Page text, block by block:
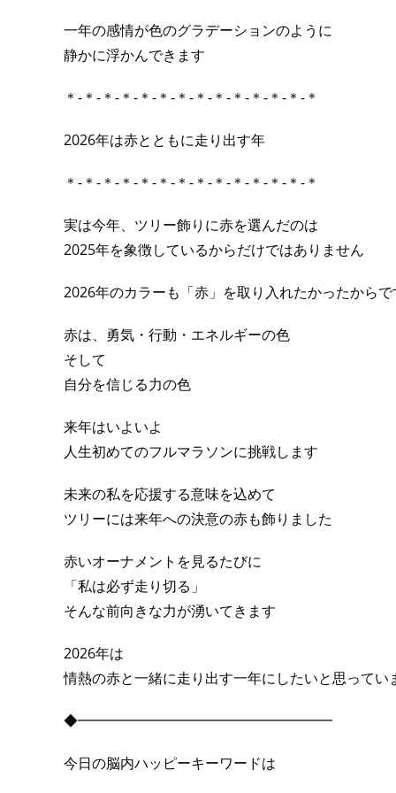
一年の感情が色のグラデーションのように
静かに浮かんできます
＊-＊-＊-＊-＊-＊-＊-＊-＊-＊-＊-＊-＊-＊
2026年は赤とともに走り出す年
＊-＊-＊-＊-＊-＊-＊-＊-＊-＊-＊-＊-＊-＊
実は今年、ツリー飾りに赤を選んだのは
2025年を象徴しているからだけではありません
2026年のカラーも「赤」を取り入れたかったからで
赤は、勇気・行動・エネルギーの色
そして
自分を信じる力の色
来年はいよいよ
人生初めてのフルマラソンに挑戦します
未来の私を応援する意味を込めて
ツリーには来年への決意の赤も飾りました
赤いオーナメントを見るたびに
「私は必ず走り切る」
そんな前向きな力が湧いてきます
2026年は
情熱の赤と一緒に走り出す一年にしたいと思ってい
◆━━━━━━━━━━━━━━━━━━
今日の脳内ハッピーキーワードは